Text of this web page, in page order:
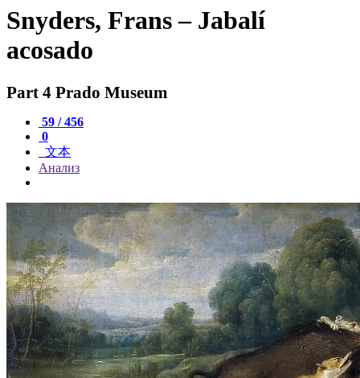
Snyders, Frans – Jabalí
acosado
Part 4 Prado Museum
59 / 456
0
文本
Анализ